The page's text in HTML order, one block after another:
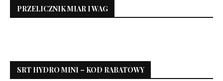
PRZELICZNIK MIAR I WAG
SRT HYDRO MINI – KOD RABATOWY